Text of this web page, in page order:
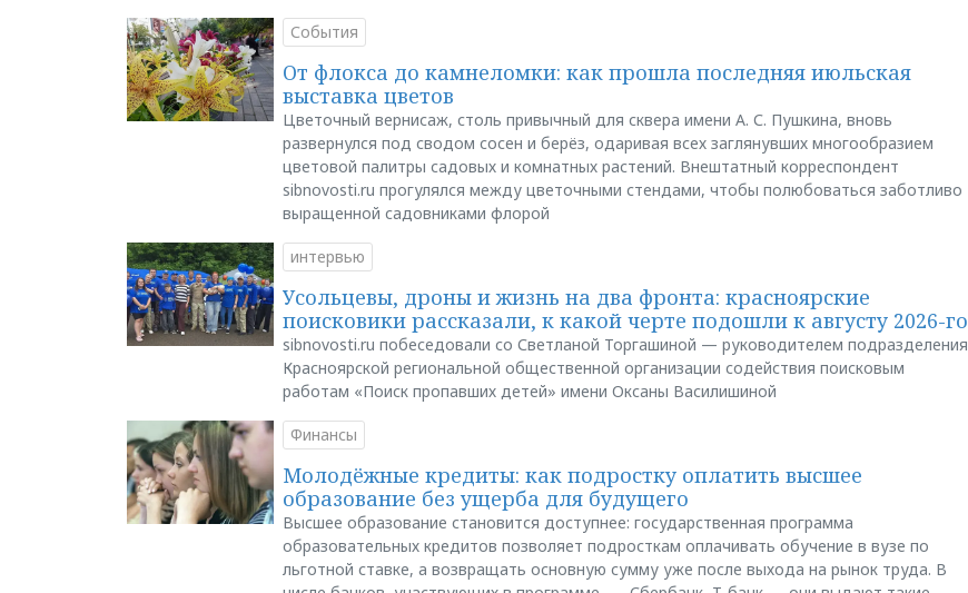
События
От флокса до камнеломки: как прошла последняя июльская
выставка цветов
Цветочный вернисаж, столь привычный для сквера имени А. С. Пушкина, вновь
развернулся под сводом сосен и берёз, одаривая всех заглянувших многообразием
цветовой палитры садовых и комнатных растений. Внештатный корреспондент
sibnovosti.ru прогулялся между цветочными стендами, чтобы полюбоваться заботливо
выращенной садовниками флорой
интервью
Усольцевы, дроны и жизнь на два фронта: красноярские
поисковики рассказали, к какой черте подошли к августу 2026-го
sibnovosti.ru побеседовали со Светланой Торгашиной — руководителем подразделения
Красноярской региональной общественной организации содействия поисковым
работам «Поиск пропавших детей» имени Оксаны Василишиной
Финансы
Молодёжные кредиты: как подростку оплатить высшее
образование без ущерба для будущего
Высшее образование становится доступнее: государственная программа
образовательных кредитов позволяет подросткам оплачивать обучение в вузе по
льготной ставке, а возвращать основную сумму уже после выхода на рынок труда. В